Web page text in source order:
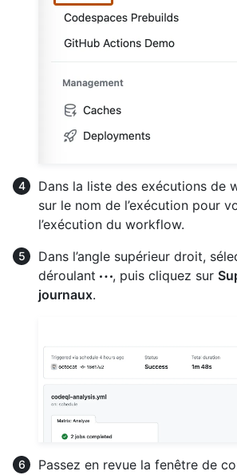
Dans la liste des exécutions de
sur le nom de l’exécution pour
l’exécution du workflow.
Dans l’angle supérieur droit,
déroulant
, puis cliquez sur
journaux.
Passez en revue la fenêtre de